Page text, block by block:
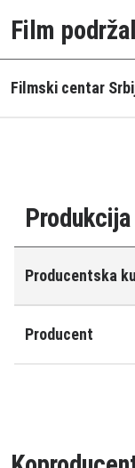
Film
Filmski centar
Produkcija
Producentska
Producent